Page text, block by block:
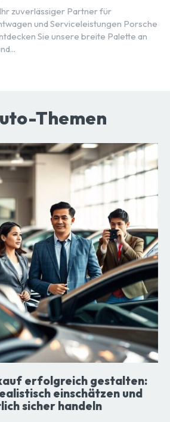
zuverlässiger Partner für
und Serviceleistungen Porsche
Sie unsere breite Palette an
Themen
erfolgreich gestalten:
einschätzen und
sicher handeln